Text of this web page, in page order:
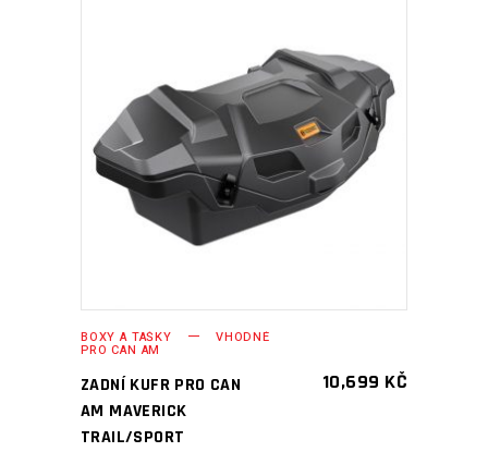
PŘIDAT DO KOŠÍKU
BOXY A TAŠKY VHODNÉ
PRO CAN AM
ZADNÍ KUFR PRO CAN
AM MAVERICK
TRAIL/SPORT
10,699 KČ